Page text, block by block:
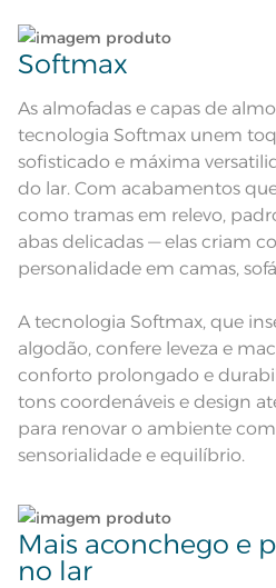
Composição
Cor
Itens Inclusos 1
Medida
Acabamento
Instruções de Lavagem
de
Observações
e
Lave tipos de tecidos
ciclo;
Lave as peças no ciclo
sua lavadora;
Enxágue as peças com
Utilize a quantidade
Leia atentamente as
Softmax
As almofadas e capas de
tecnologia Softmax unem
sofisticado e máxima
do lar. Com acabamentos
como tramas em relevo,
abas delicadas — elas criam
personalidade em camas,
A tecnologia Softmax, que
algodão, confere leveza e
conforto prolongado e
tons coordenáveis e design
para renovar o ambiente
sensorialidade e equilíbrio.
Mais aconchego e
no lar